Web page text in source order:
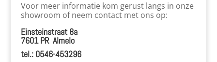
Voor meer informatie kom gerust langs in onze
showroom of neem contact met ons op:
Einsteinstraat 8a
7601 PR Almelo
tel.: 0546-453296